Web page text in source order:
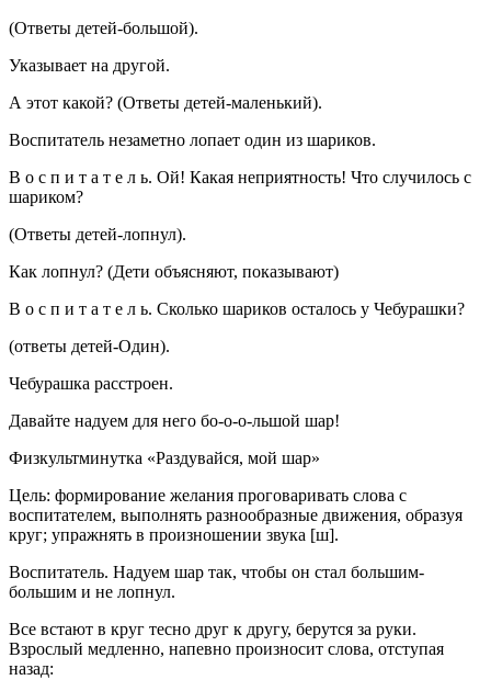
(Ответы детей-большой).
Указывает на другой.
А этот какой? (Ответы детей-маленький).
Воспитатель незаметно лопает один из шариков.
В о с п и т а т е л ь. Ой! Какая неприятность! Что случилось с
шариком?
(Ответы детей-лопнул).
Как лопнул? (Дети объясняют, показывают)
В о с п и т а т е л ь. Сколько шариков осталось у Чебурашки?
(ответы детей-Один).
Чебурашка расстроен.
Давайте надуем для него бо-о-о-льшой шар!
Физкультминутка «Раздувайся, мой шар»
Цель: формирование желания проговаривать слова с
воспитателем, выполнять разнообразные движения, образуя
круг; упражнять в произношении звука [ш].
Воспитатель. Надуем шар так, чтобы он стал большим-
большим и не лопнул.
Все встают в круг тесно друг к другу, берутся за руки.
Взрослый медленно, напевно произносит слова, отступая
назад: